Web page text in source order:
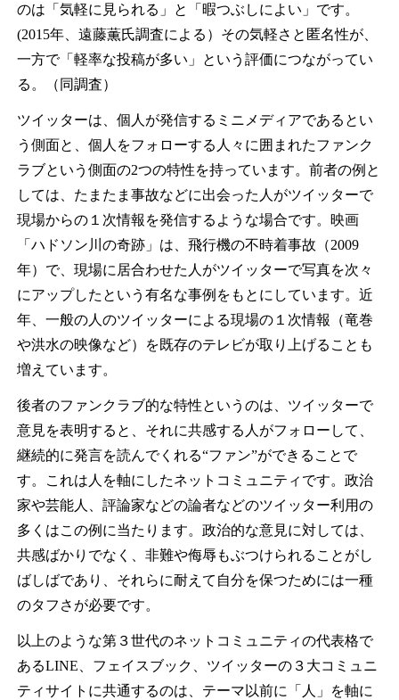
のは「気軽に見られる」と「暇つぶしによい」です。
(2015年、遠藤薫氏調査による）その気軽さと匿名性が、
一方で「軽率な投稿が多い」という評価につながってい
る。（同調査）
ツイッターは、個人が発信するミニメディアであるとい
う側面と、個人をフォローする人々に囲まれたファンク
ラブという側面の2つの特性を持っています。前者の例と
しては、たまたま事故などに出会った人がツイッターで
現場からの１次情報を発信するような場合です。映画
「ハドソン川の奇跡」は、飛行機の不時着事故（2009
年）で、現場に居合わせた人がツイッターで写真を次々
にアップしたという有名な事例をもとにしています。近
年、一般の人のツイッターによる現場の１次情報（竜巻
や洪水の映像など）を既存のテレビが取り上げることも
増えています。
後者のファンクラブ的な特性というのは、ツイッターで
意見を表明すると、それに共感する人がフォローして、
継続的に発言を読んでくれる“ファン”ができることで
す。これは人を軸にしたネットコミュニティです。政治
家や芸能人、評論家などの論者などのツイッター利用の
多くはこの例に当たります。政治的な意見に対しては、
共感ばかりでなく、非難や侮辱もぶつけられることがし
ばしばであり、それらに耐えて自分を保つためには一種
のタフさが必要です。
以上のような第３世代のネットコミュニティの代表格で
あるLINE、フェイスブック、ツイッターの３大コミュニ
ティサイトに共通するのは、テーマ以前に「人」を軸に